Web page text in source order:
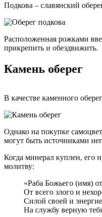
Подкова – славянский
Расположенная рожками
прикрепить и обездвижить.
Камень оберег
В качестве каменного
Однако на покупке
могут быть источниками
Когда минерал куплен, его
молитву:
«Раба Божьего (имя)
От всего злого и
Силой своей и
На службу верную